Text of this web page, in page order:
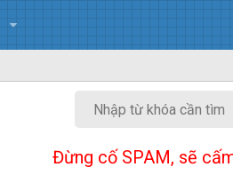
Đừng cố SPAM, sẽ